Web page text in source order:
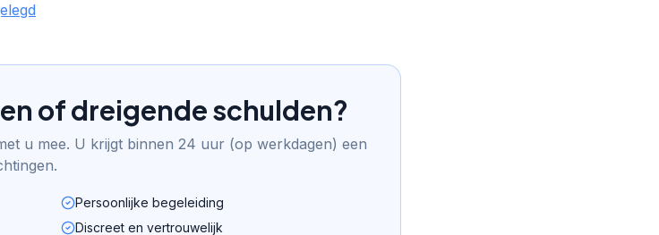
of dreigende schulden?
u mee. U krijgt binnen 24 uur (op werkdagen) een
Persoonlijke begeleiding
Discreet en vertrouwelijk